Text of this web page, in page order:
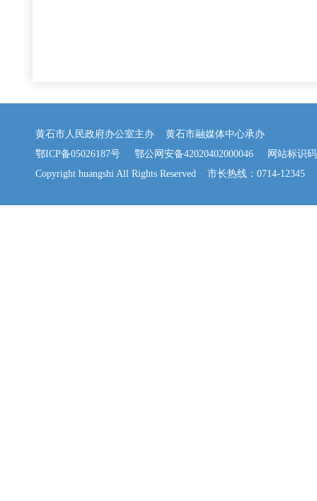
黄石市人民政府办公室主办 黄石市融媒体中心承办
鄂ICP备05026187号
鄂公网安备42020402000046 网站标识码
Copyright huangshi All Rights Reserved 市长热线：0714-12345